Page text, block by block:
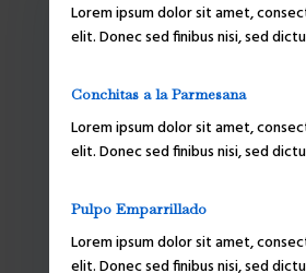
Lorem ipsum dolor sit amet,
elit. Donec sed finibus nisi, sed
Conchitas a la Parmesana
Lorem ipsum dolor sit amet,
elit. Donec sed finibus nisi, sed
Pulpo Emparrillado
Lorem ipsum dolor sit amet,
elit. Donec sed finibus nisi, sed